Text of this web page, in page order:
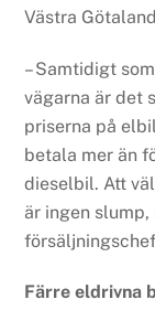
Västra
– Samtidigt
vägarna är det
priserna på
betala mer än
dieselbil. Att
är ingen
Färre eldrivna